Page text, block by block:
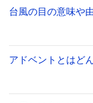
台風の目の意味や
アドベントとはど